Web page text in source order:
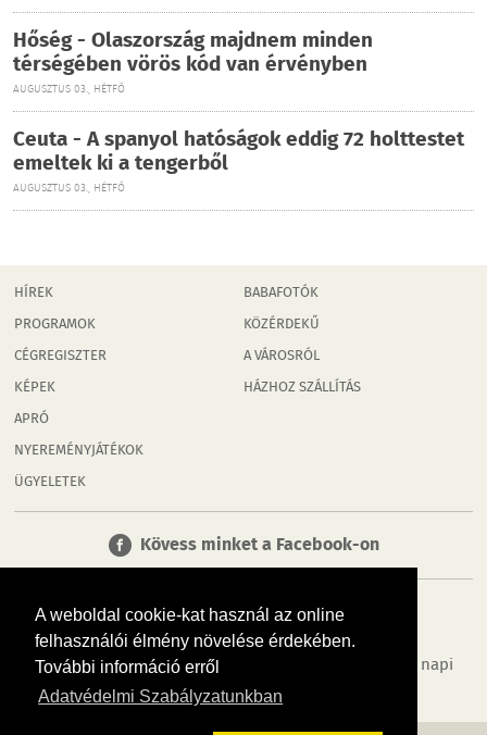
A weboldal cookie-kat használ az online
felhasználói élmény növelése érdekében.
További információ erről
Adatvédelmi Szabályzatunkban
Hőség - Olaszország majdnem minden
térségében vörös kód van érvényben
AUGUSZTUS 03., HÉTFŐ
Ceuta - A spanyol hatóságok eddig 72 holttestet
emeltek ki a tengerből
AUGUSZTUS 03., HÉTFŐ
HÍREK
PROGRAMOK
CÉGREGISZTER
KÉPEK
APRÓ
NYEREMÉNYJÁTÉKOK
ÜGYELETEK
BABAFOTÓK
KÖZÉRDEKŰ
A VÁROSRÓL
HÁZHOZ SZÁLLÍTÁS
Kövess minket a Facebook-on
Tudj meg többet városodról! Hírek, programok, képek, napi
menü, cégek…. és minden, ami Tatabánya